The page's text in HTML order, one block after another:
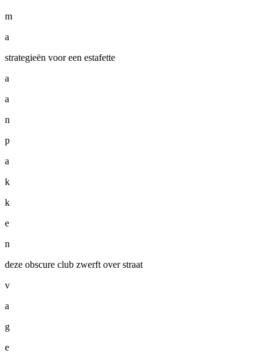
m
a
strategieën voor een estafette
a
a
n
p
a
k
k
e
n
deze obscure club zwerft over straat
v
a
g
e